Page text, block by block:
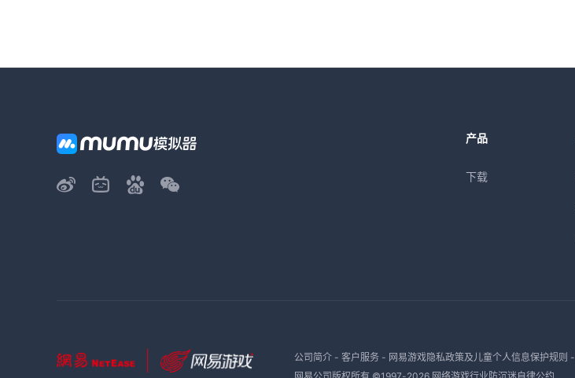
产品
下载
公司简介- 客户服务- 网易游戏隐私政策及儿童个人信息保护规则 -